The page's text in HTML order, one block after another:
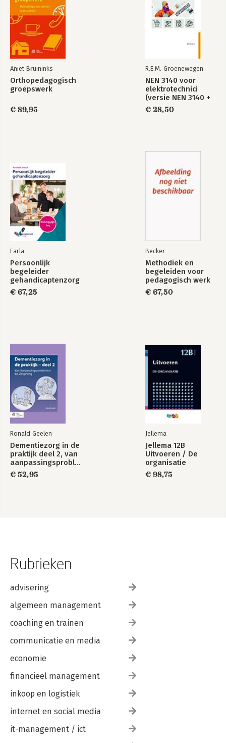
Aniet Bruininks
Orthopedagogisch
groepswerk
€ 89,95
R.E.M. Groenewegen
NEN 3140 voor
elektrotechnici
(versie NEN 3140 +
A3:2019)
€ 28,50
Farla
Persoonlijk
begeleider
gehandicaptenzorg
(combi)
€ 67,25
Becker
Methodiek en
begeleiden voor
pedagogisch werk
(combi)
€ 67,50
Ronald Geelen
Dementiezorg in de
praktijk deel 2, van
aanpassingsproblemen
tot zingeving
€ 52,95
Jellema
Jellema 12B
Uitvoeren / De
organisatie
€ 98,75
Rubrieken
advisering
algemeen management
coaching en trainen
communicatie en media
economie
financieel management
inkoop en logistiek
internet en social media
it-management / ict